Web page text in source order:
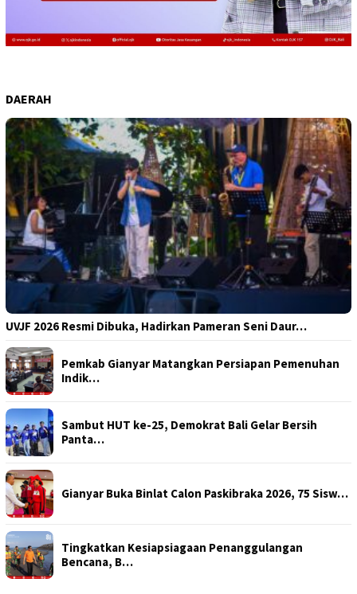
DAERAH
UVJF 2026 Resmi Dibuka, Hadirkan Pameran Seni Daur…
Pemkab Gianyar Matangkan Persiapan Pemenuhan
Indik…
Sambut HUT ke-25, Demokrat Bali Gelar Bersih
Panta…
Gianyar Buka Binlat Calon Paskibraka 2026, 75 Sisw…
Tingkatkan Kesiapsiagaan Penanggulangan
Bencana, B…